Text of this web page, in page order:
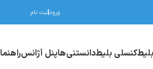
ورودثبت نام
کنسلی بلیطدانستنی‌هاپنل آژانسراهنما